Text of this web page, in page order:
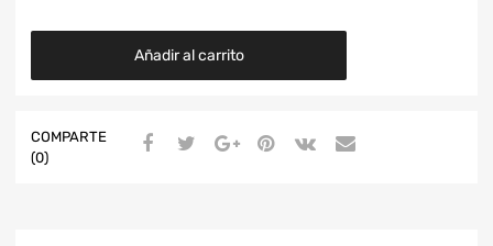
Añadir al carrito
COMPARTE
(0)